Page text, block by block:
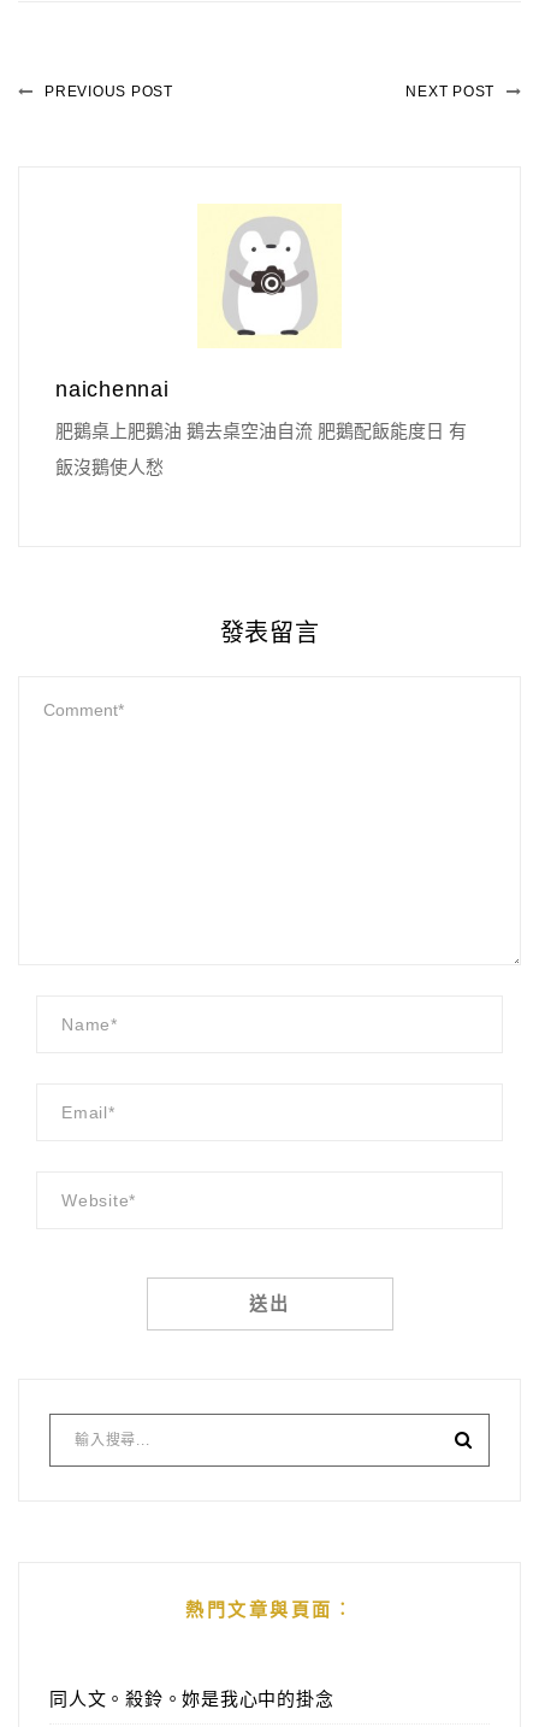
PREVIOUS POST NEXT POST
naichennai
肥鵝桌上肥鵝油 鵝去桌空油自流 肥鵝配飯能度日 有
飯沒鵝使人愁
發表留言
熱門文章與頁面︰
同人文。殺鈴。妳是我心中的掛念